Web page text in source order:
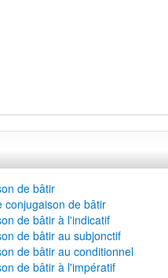
de bâtir
conjugaison de bâtir
de bâtir à l'indicatif
de bâtir au subjonctif
de bâtir au conditionnel
de bâtir à l'impératif